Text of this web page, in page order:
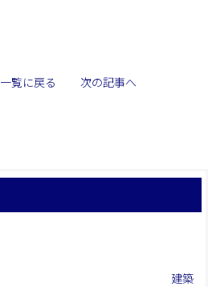
一覧に戻る 次の記事へ
建築